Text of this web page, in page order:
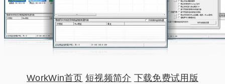
WorkWin首页 短视频简介 下载免费试用版